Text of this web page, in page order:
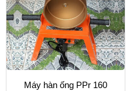
Máy hàn ống PPr 160